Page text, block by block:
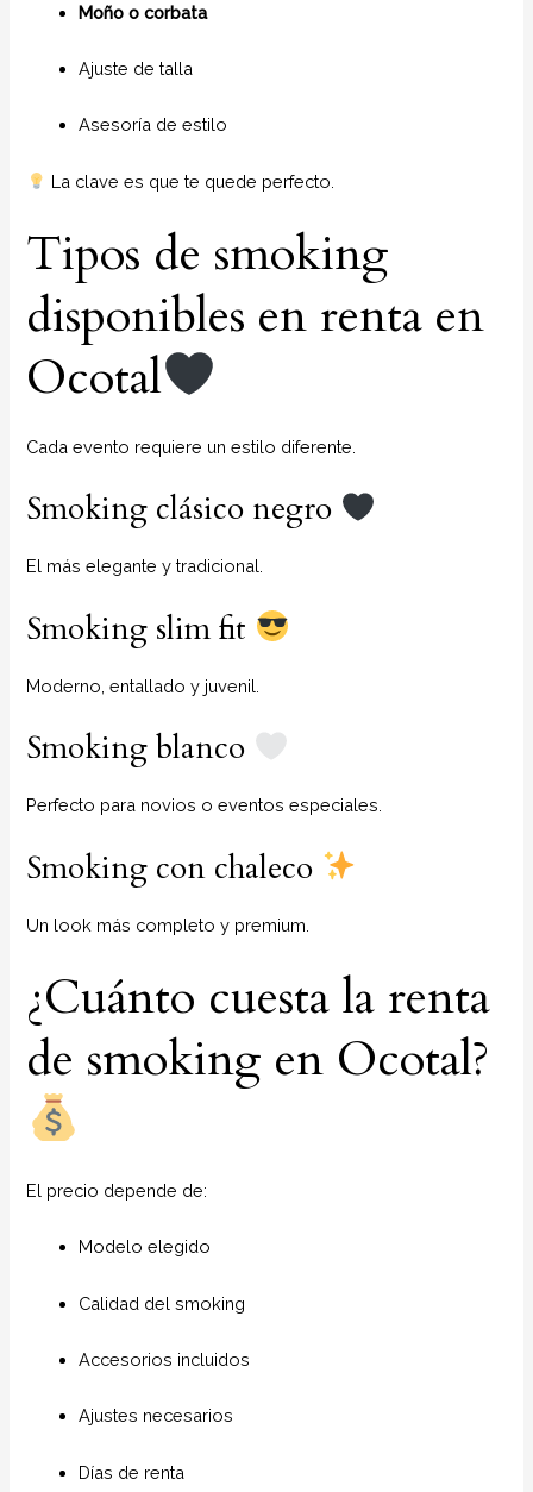
Moño o corbata
Ajuste de talla
Asesoría de estilo
La clave es que te quede perfecto.
Tipos de smoking
disponibles en renta en
Ocotal
Cada evento requiere un estilo diferente.
Smoking clásico negro
El más elegante y tradicional.
Smoking slim fit
Moderno, entallado y juvenil.
Smoking blanco
Perfecto para novios o eventos especiales.
Smoking con chaleco
Un look más completo y premium.
¿Cuánto cuesta la renta
de smoking en Ocotal?
El precio depende de:
Modelo elegido
Calidad del smoking
Accesorios incluidos
Ajustes necesarios
Días de renta